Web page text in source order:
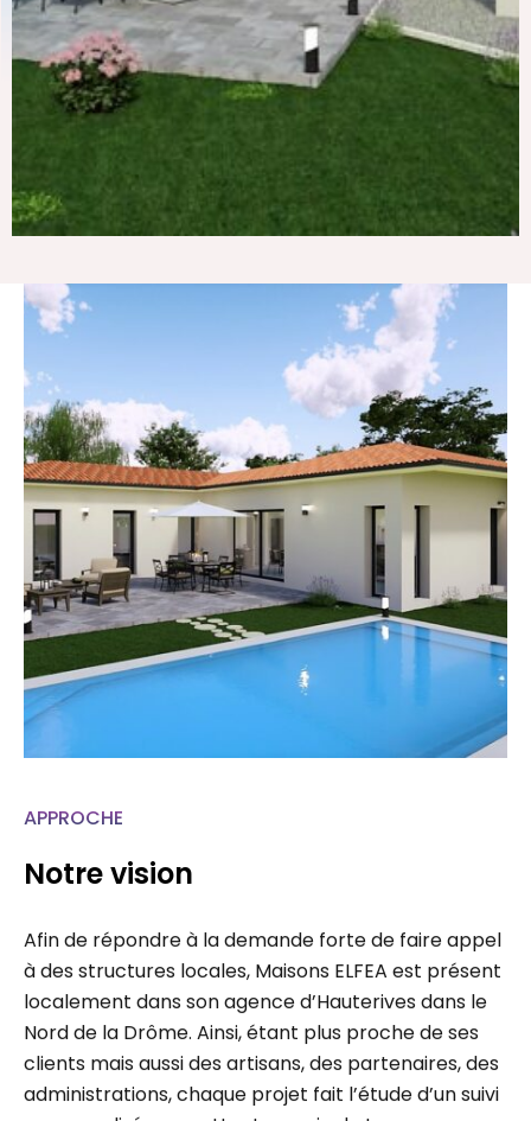
APPROCHE
Notre vision
à des structures locales, Maisons ELFEA est présent
localement dans son agence d’Hauterives dans le
Nord de la Drôme. Ainsi, étant plus proche de ses
clients mais aussi des artisans, des partenaires, des
administrations, chaque projet fait l’étude d’un suivi
personnalisé permettant un gain de temps…